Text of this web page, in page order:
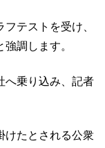
テストを受け、
調します。
へ乗り込み、記者
けたとされる公衆